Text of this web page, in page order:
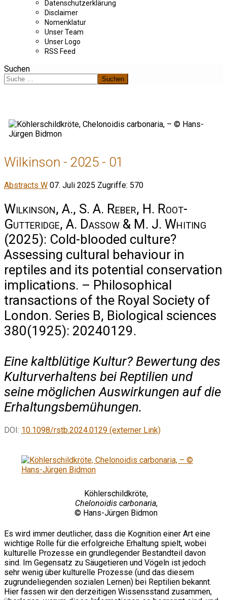
Datenschutzerklärung
Disclaimer
Nomenklatur
Unser Team
Unser Logo
RSS Feed
Suchen
Suchen
Wilkinson - 2025 - 01
Abstracts W 07. Juli 2025 Zugriffe: 570
Wilkinson, A., S. A. Reber, H. Root-
Gutteridge, A. Dassow & M. J. Whiting
(2025): Cold-blooded culture?
Assessing cultural behaviour in
reptiles and its potential conservation
implications. – Philosophical
transactions of the Royal Society of
London. Series B, Biological sciences
380(1925): 20240129.
Eine kaltblütige Kultur? Bewertung des
Kulturverhaltens bei Reptilien und
seine möglichen Auswirkungen auf die
Erhaltungsbemühungen.
DOI: 10.1098/rstb.2024.0129 (externer Link)
Köhlerschildkröte,
Chelonoidis carbonaria,
© Hans-Jürgen Bidmon
Es wird immer deutlicher, dass die Kognition einer Art eine
wichtige Rolle für die erfolgreiche Erhaltung spielt, wobei
kulturelle Prozesse ein grundlegender Bestandteil davon
sind. Im Gegensatz zu Säugetieren und Vögeln ist jedoch
sehr wenig über kulturelle Prozesse (und das diesem
zugrundeliegenden sozialen Lernen) bei Reptilien bekannt.
Hier fassen wir den derzeitigen Wissensstand zusammen,